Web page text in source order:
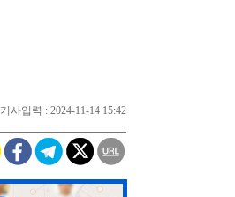
기사입력 : 2024-11-14 15:42